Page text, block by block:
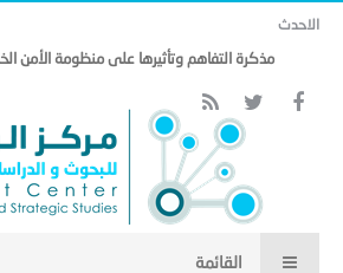
الاحدث
مذكرة التفاهم وتأثيرها على منظومة الأمن